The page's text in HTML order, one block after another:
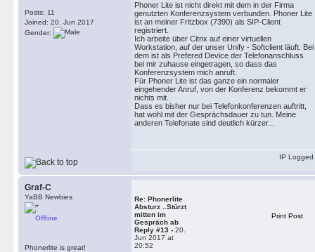
Posts: 11
Joined: 20. Jun 2017
Gender:
Phoner Lite ist nicht direkt mit dem in der Firma
genutzten Konferenzsystem verbunden. Phoner Lite
ist an meiner Fritzbox (7390) als SIP-Client
registriert.
Ich arbeite über Citrix auf einer virtuellen
Workstation, auf der unser Unify - Softclient läuft. Bei
dem ist als Prefered Device der Telefonanschluss
bei mir zuhause eingetragen, so dass das
Konferenzsystem mich anruft.
Für Phoner Lite ist das ganze ein normaler
eingehender Anruf, von der Konferenz bekommt er
nichts mit.
Dass es bisher nur bei Telefonkonferenzen auftritt,
hat wohl mit der Gesprächsdauer zu tun. Meine
anderen Telefonate sind deutlich kürzer...
IP Logged
Graf-C
YaBB Newbies
Offline
Phonerlite is great!
Re: Phonerlite
Absturz ..Stürzt
mitten im
Gespräch ab
Reply #13 - 20.
Jun 2017 at
20:52
Print Post